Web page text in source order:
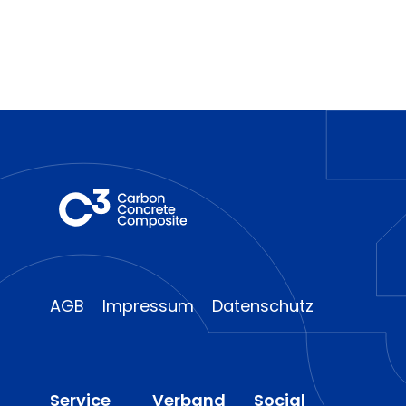
AGB Impressum Datenschutz
Service Verband Social